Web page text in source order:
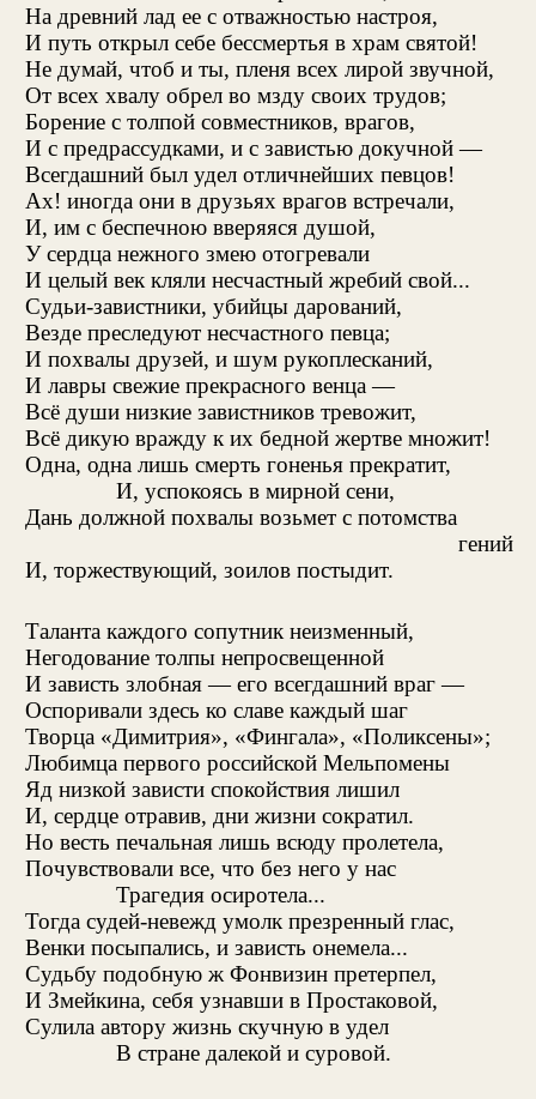
На древний лад ее с отважностью настроя,
И путь открыл себе бессмертья в храм святой!
Не думай, чтоб и ты, пленя всех лирой звучной,
От всех хвалу обрел во мзду своих трудов;
Борение с толпой совместников, врагов,
И с предрассудками, и с завистью докучной —
Всегдашний был удел отличнейших певцов!
Ах! иногда они в друзьях врагов встречали,
И, им с беспечною вверяяся душой,
У сердца нежного змею отогревали
И целый век кляли несчастный жребий свой...
Судьи-завистники, убийцы дарований,
Везде преследуют несчастного певца;
И похвалы друзей, и шум рукоплесканий,
И лавры свежие прекрасного венца —
Всё души низкие завистников тревожит,
Всё дикую вражду к их бедной жертве множит!
Одна, одна лишь смерть гоненья прекратит,
И, успокоясь в мирной сени,
Дань должной похвалы возьмет с потомства
гений
И, торжествующий, зоилов постыдит.
Таланта каждого сопутник неизменный,
Негодование толпы непросвещенной
И зависть злобная — его всегдашний враг —
Оспоривали здесь ко славе каждый шаг
Творца «Димитрия», «Фингала», «Поликсены»;
Любимца первого российской Мельпомены
Яд низкой зависти спокойствия лишил
И, сердце отравив, дни жизни сократил.
Но весть печальная лишь всюду пролетела,
Почувствовали все, что без него у нас
Трагедия осиротела...
Тогда судей-невежд умолк презренный глас,
Венки посыпались, и зависть онемела...
Судьбу подобную ж Фонвизин претерпел,
И Змейкина, себя узнавши в Простаковой,
Сулила автору жизнь скучную в удел
В стране далекой и суровой.